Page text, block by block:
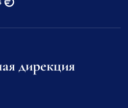
дирекция